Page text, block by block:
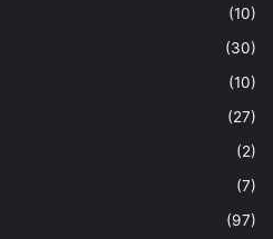
(10)
(30)
(10)
(27)
(2)
(7)
(97)